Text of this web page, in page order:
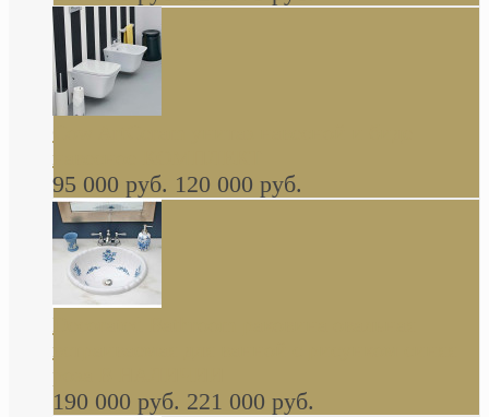
навесное КОМПЛЕКТ
95 000 руб. 120 000 руб.
Decorated Bathroom раковина овальная
встраиваемая для ванной с рисунком синяя
роза В НАЛИЧИИ
190 000 руб. 221 000 руб.